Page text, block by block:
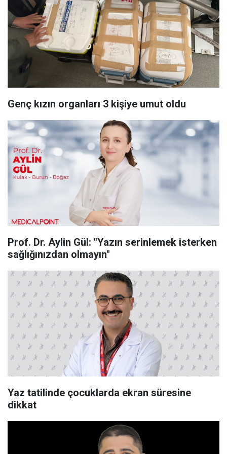
Genç kızın organları 3 kişiye umut oldu
Prof. Dr. Aylin Gül: "Yazın serinlemek isterken
sağlığınızdan olmayın"
Yaz tatilinde çocuklarda ekran süresine
dikkat